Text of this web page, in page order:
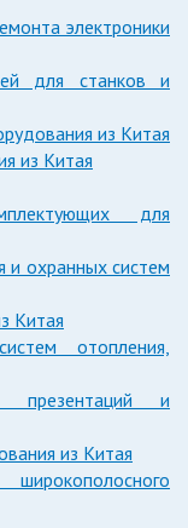
электроники
для станков и
из Китая
из Китая
для
и охранных систем
Китая
отопления,
презентаций и
из Китая